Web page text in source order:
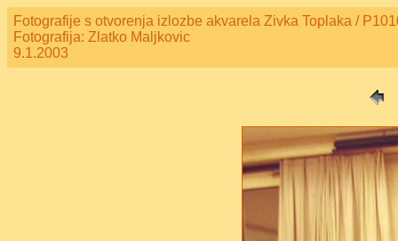
Fotografije s otvorenja izlozbe akvarela Zivka Toplaka /
Fotografija: Zlatko Maljkovic
9.1.2003